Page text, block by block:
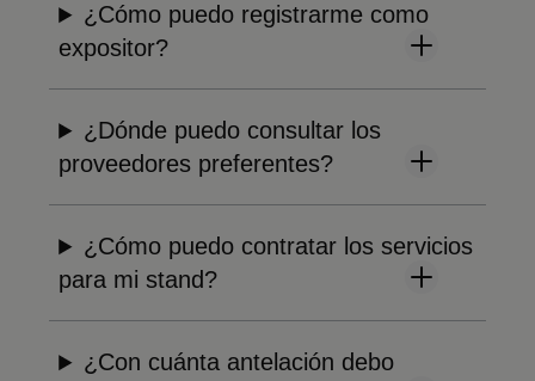
¿Cómo puedo registrarme como
expositor?
¿Dónde puedo consultar los
proveedores preferentes?
¿Cómo puedo contratar los servicios
para mi stand?
¿Con cuánta antelación debo